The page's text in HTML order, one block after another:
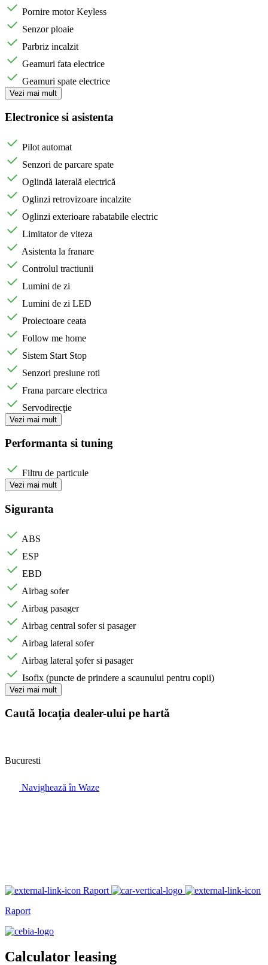
Pornire motor Keyless
Senzor ploaie
Parbriz incalzit
Geamuri fata electrice
Geamuri spate electrice
Vezi mai mult
Electronice si asistenta
Pilot automat
Senzori de parcare spate
Oglindă laterală electrică
Oglinzi retrovizoare incalzite
Oglinzi exterioare rabatabile electric
Limitator de viteza
Asistenta la franare
Controlul tractiunii
Lumini de zi
Lumini de zi LED
Proiectoare ceata
Follow me home
Sistem Start Stop
Senzori presiune roti
Frana parcare electrica
Servodirecţie
Vezi mai mult
Performanta si tuning
Filtru de particule
Vezi mai mult
Siguranta
ABS
ESP
EBD
Airbag sofer
Airbag pasager
Airbag central sofer si pasager
Airbag lateral sofer
Airbag lateral șofer si pasager
Isofix (puncte de prindere a scaunului pentru copii)
Vezi mai mult
Caută locația dealer-ului pe hartă
Bucuresti
Navighează în Waze
Raport
Raport
Calculator leasing